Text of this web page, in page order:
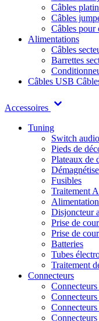
Câbles
Câbles
Câbles pour
Alimentations
Câbles
Barrettes
Câbles USB
Accessoires
Tuning
Switch
Pieds de
Plateaux de
Fusibles
Traitement
Disjoncteur
Prise de
Prise de
Batteries
Tubes
Traitement
Connecteurs